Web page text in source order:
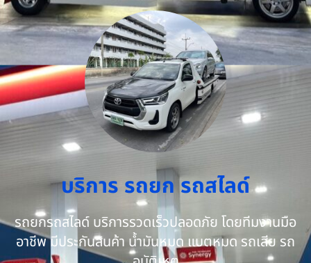
บริการ รถยก รถสไลด์
รถยกรถสไลด์ บริการรวดเร็วปลอดภัย โดยทีมงานมือ
อาชีพ มีประกันสินค้า น้ำมันหมด แบตหมด รถเสีย รถ